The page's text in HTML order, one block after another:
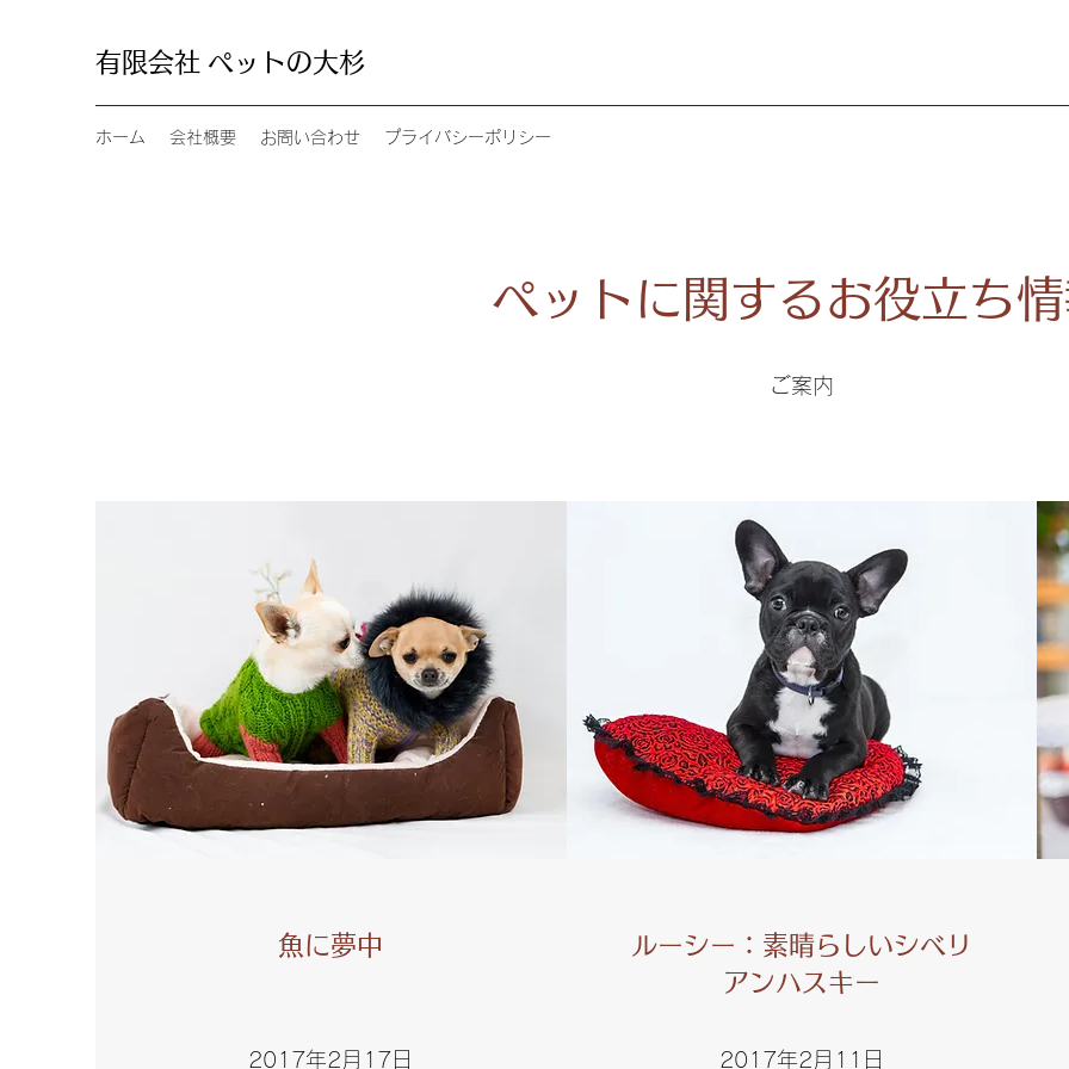
有限会社 ペットの大杉
ホーム 会社概要 お問い合わせ プライバシーポリシー
ペットに関するお役立ち
ご案内
魚に夢中
2017年2月17日
ルーシー：素晴らしいシベリ
アンハスキー
2017年2月11日